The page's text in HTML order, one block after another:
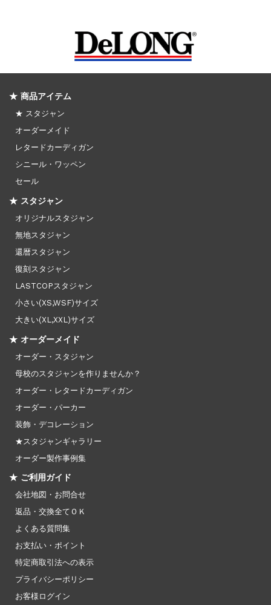
★ 商品アイテム
★ スタジャン
オーダーメイド
レタードカーディガン
シニール・ワッペン
セール
★ スタジャン
オリジナルスタジャン
無地スタジャン
還暦スタジャン
復刻スタジャン
LASTCOPスタジャン
小さい(XS,WSF)サイズ
大きい(XL,XXL)サイズ
★ オーダーメイド
オーダー・スタジャン
母校のスタジャンを作りませんか？
オーダー・レタードカーディガン
オーダー・パーカー
装飾・デコレーション
★スタジャンギャラリー
オーダー製作事例集
★ ご利用ガイド
会社地図・お問合せ
返品・交換全てＯＫ
よくある質問集
お支払い・ポイント
特定商取引法への表示
プライバシーポリシー
お客様ログイン